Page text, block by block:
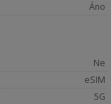
Áno
Ne
eSIM
5G